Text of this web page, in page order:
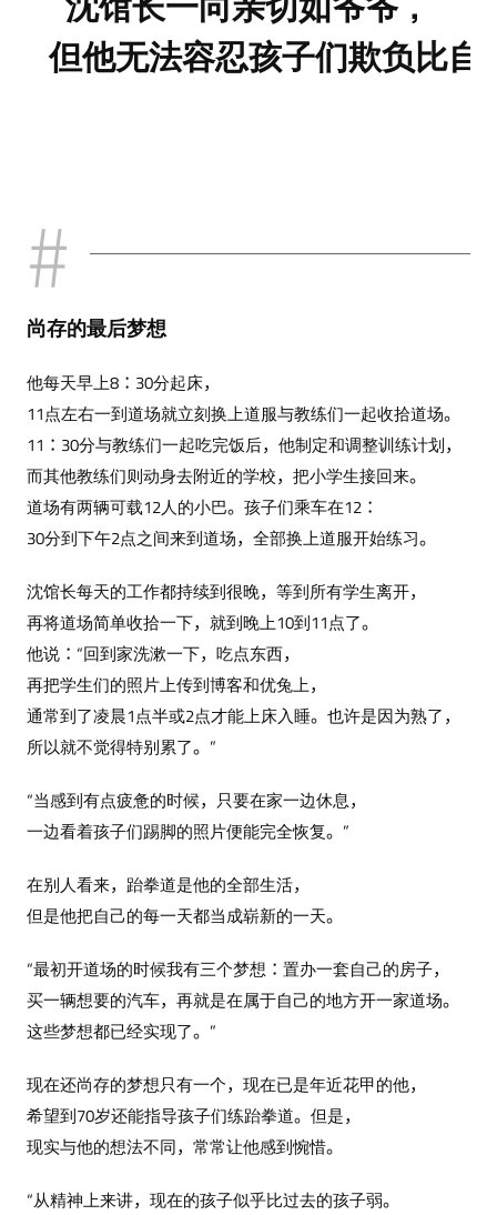
沈馆长一向亲切如爷爷，
但他无法容忍孩子们欺负比自
尚存的最后梦想
他每天早上8：30分起床，
11点左右一到道场就立刻换上道服与教练们一起收拾道场。
11：30分与教练们一起吃完饭后，他制定和调整训练计划，
而其他教练们则动身去附近的学校，把小学生接回来。
道场有两辆可载12人的小巴。孩子们乘车在12：
30分到下午2点之间来到道场，全部换上道服开始练习。
沈馆长每天的工作都持续到很晚，等到所有学生离开，
再将道场简单收拾一下，就到晚上10到11点了。
他说：“回到家洗漱一下，吃点东西，
再把学生们的照片上传到博客和优兔上，
通常到了凌晨1点半或2点才能上床入睡。也许是因为熟了，
所以就不觉得特别累了。”
“当感到有点疲惫的时候，只要在家一边休息，
一边看着孩子们踢脚的照片便能完全恢复。”
在别人看来，跆拳道是他的全部生活，
但是他把自己的每一天都当成崭新的一天。
“最初开道场的时候我有三个梦想：置办一套自己的房子，
买一辆想要的汽车，再就是在属于自己的地方开一家道场。
这些梦想都已经实现了。”
现在还尚存的梦想只有一个，现在已是年近花甲的他，
希望到70岁还能指导孩子们练跆拳道。但是，
现实与他的想法不同，常常让他感到惋惜。
“从精神上来讲，现在的孩子似乎比过去的孩子弱。